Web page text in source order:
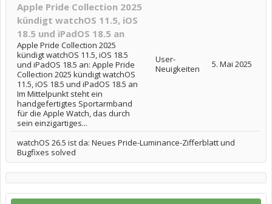
Apple Pride Collection 2025
kündigt watchOS 11.5, iOS
18.5 und iPadOS 18.5 an
Apple Pride Collection 2025
kündigt watchOS 11.5, iOS 18.5
und iPadOS 18.5 an: Apple Pride
Collection 2025 kündigt watchOS
11.5, iOS 18.5 und iPadOS 18.5 an
Im Mittelpunkt steht ein
handgefertigtes Sportarmband
für die Apple Watch, das durch
sein einzigartiges...
User-
Neuigkeiten
5. Mai 2025
watchOS 26.5 ist da: Neues Pride-Luminance-Zifferblatt und
Bugfixes solved